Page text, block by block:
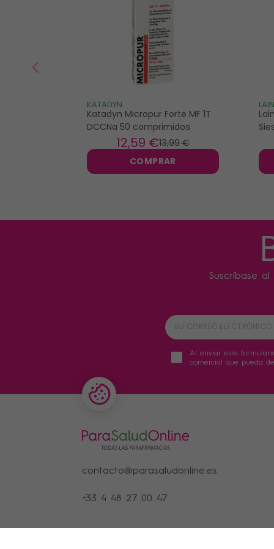
KATADYN
Katadyn Micropur Forte MF 1T
DCCNa 50 comprimidos
13,99 €
12,59 €
COMPRAR
Suscríbase
Al enviar este
comercial que pueda
contacto@parasaludonline.es
+33 4 48 27 00 47